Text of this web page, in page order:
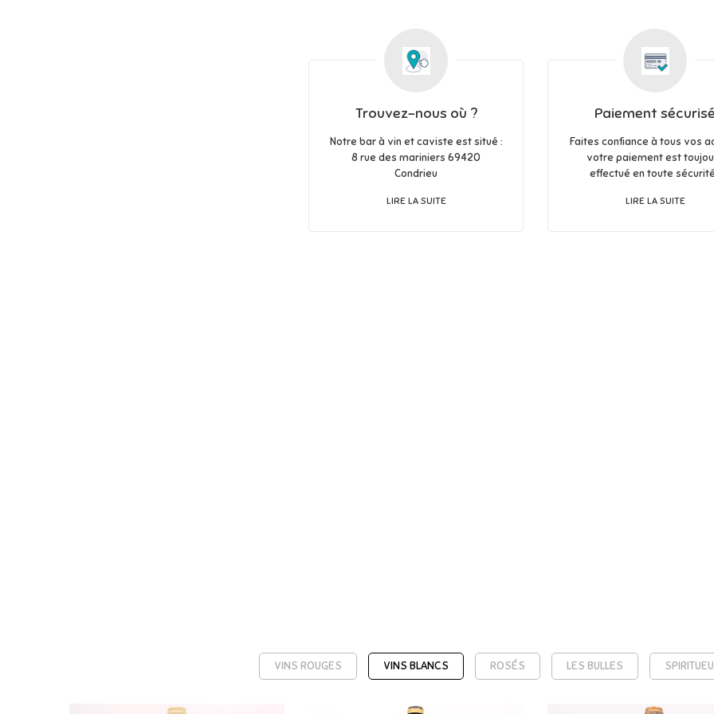
Trouvez-nous où ?
Notre bar à vin et caviste est situé :
8 rue des mariniers 69420
Condrieu
LIRE LA SUITE
Paiement sécurisé
Faites confiance à tous vos
votre paiement est
effectué en toute
LIRE LA SUITE
VINS ROUGES VINS BLANCS ROSÉS LES BULLES